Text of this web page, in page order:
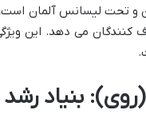
و تحت لیسانس آلمان است،
کنندگان می دهد. این
بنیاد